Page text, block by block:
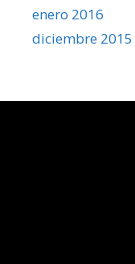
enero 2016
diciembre 2015